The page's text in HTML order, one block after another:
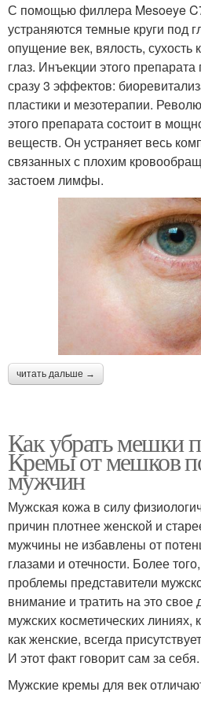
С помощью филлера Mesoeye
устраняются темные круги под
опущение век, вялость,
глаз. Инъекции этого
сразу 3 эффектов:
пластики и мезотерапии.
этого препарата состоит в
веществ. Он устраняет весь
связанных с плохим
застоем лимфы.
читать дальше →
Как убрать мешки
Кремы от мешков
мужчин
Мужская кожа в силу
причин плотнее женской и
мужчины не избавлены от
глазами и отечности. Более
проблемы представители
внимание и тратить на это
мужских косметических
как женские, всегда
И этот факт говорит сам за себя.
Мужские кремы для век